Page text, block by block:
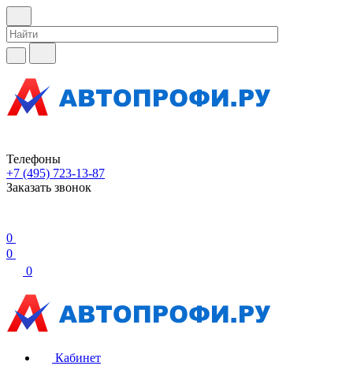
Телефоны
+7 (495) 723-13-87
Заказать звонок
0
0
0
Кабинет